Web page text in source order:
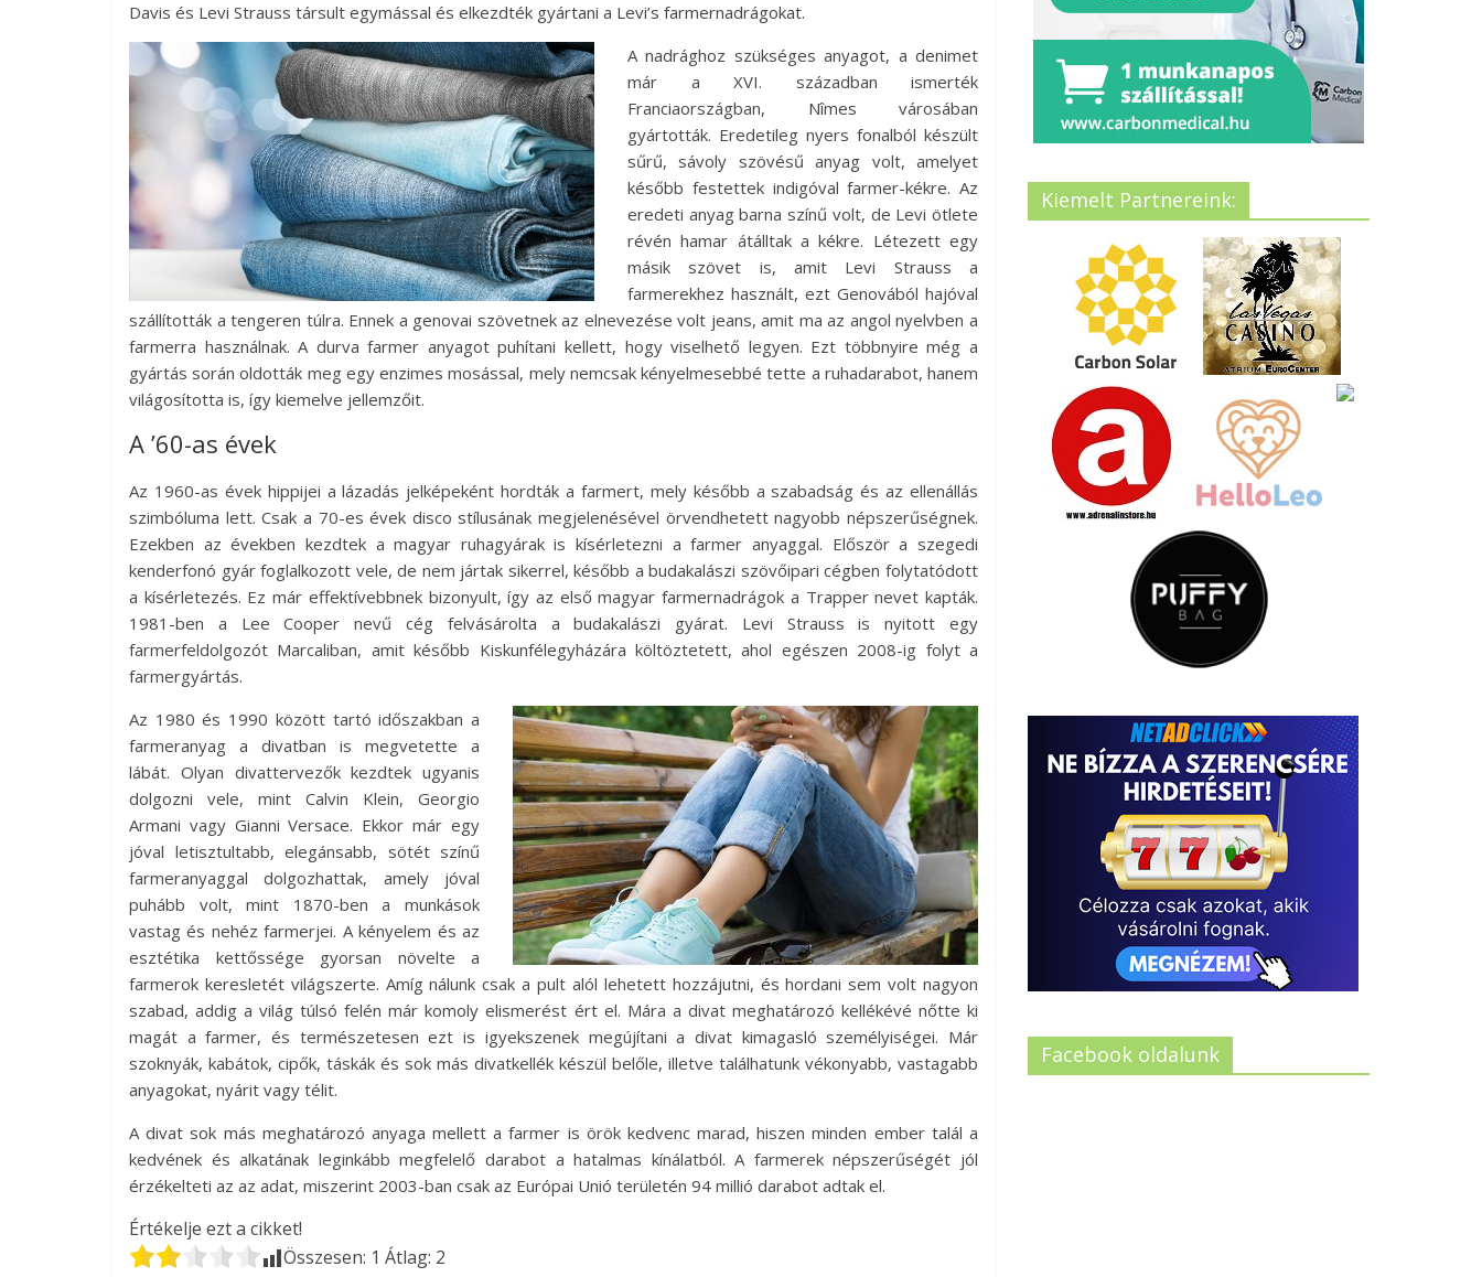
Davis és Levi Strauss társult egymással és elkezdték gyártani a Levi’s farmernadrágokat.
A nadrághoz szükséges anyagot, a denimet
már a XVI. században ismerték
Franciaországban, Nîmes városában
gyártották. Eredetileg nyers fonalból készült
sűrű, sávoly szövésű anyag volt, amelyet
később festettek indigóval farmer-kékre. Az
eredeti anyag barna színű volt, de Levi ötlete
révén hamar átálltak a kékre. Létezett egy
másik szövet is, amit Levi Strauss a
farmerekhez használt, ezt Genovából hajóval
szállították a tengeren túlra. Ennek a genovai szövetnek az elnevezése volt jeans, amit ma az angol nyelvben a
farmerra használnak. A durva farmer anyagot puhítani kellett, hogy viselhető legyen. Ezt többnyire még a
gyártás során oldották meg egy enzimes mosással, mely nemcsak kényelmesebbé tette a ruhadarabot, hanem
világosította is, így kiemelve jellemzőit.
A ’60-as évek
Az 1960-as évek hippijei a lázadás jelképeként hordták a farmert, mely később a szabadság és az ellenállás
szimbóluma lett. Csak a 70-es évek disco stílusának megjelenésével örvendhetett nagyobb népszerűségnek.
Ezekben az években kezdtek a magyar ruhagyárak is kísérletezni a farmer anyaggal. Először a szegedi
kenderfonó gyár foglalkozott vele, de nem jártak sikerrel, később a budakalászi szövőipari cégben folytatódott
a kísérletezés. Ez már effektívebbnek bizonyult, így az első magyar farmernadrágok a Trapper nevet kapták.
1981-ben a Lee Cooper nevű cég felvásárolta a budakalászi gyárat. Levi Strauss is nyitott egy
farmerfeldolgozót Marcaliban, amit később Kiskunfélegyházára költöztetett, ahol egészen 2008-ig folyt a
farmergyártás.
Az 1980 és 1990 között tartó időszakban a
farmeranyag a divatban is megvetette a
lábát. Olyan divattervezők kezdtek ugyanis
dolgozni vele, mint Calvin Klein, Georgio
Armani vagy Gianni Versace. Ekkor már egy
jóval letisztultabb, elegánsabb, sötét színű
farmeranyaggal dolgozhattak, amely jóval
puhább volt, mint 1870-ben a munkások
vastag és nehéz farmerjei. A kényelem és az
esztétika kettőssége gyorsan növelte a
farmerok keresletét világszerte. Amíg nálunk csak a pult alól lehetett hozzájutni, és hordani sem volt nagyon
szabad, addig a világ túlsó felén már komoly elismerést ért el. Mára a divat meghatározó kellékévé nőtte ki
magát a farmer, és természetesen ezt is igyekszenek megújítani a divat kimagasló személyiségei. Már
szoknyák, kabátok, cipők, táskák és sok más divatkellék készül belőle, illetve találhatunk vékonyabb, vastagabb
anyagokat, nyárit vagy télit.
A divat sok más meghatározó anyaga mellett a farmer is örök kedvenc marad, hiszen minden ember talál a
kedvének és alkatának leginkább megfelelő darabot a hatalmas kínálatból. A farmerek népszerűségét jól
érzékelteti az az adat, miszerint 2003-ban csak az Európai Unió területén 94 millió darabot adtak el.
Értékelje ezt a cikket!
Összesen: 1 Átlag: 2
Kiemelt Partnereink:
Facebook oldalunk